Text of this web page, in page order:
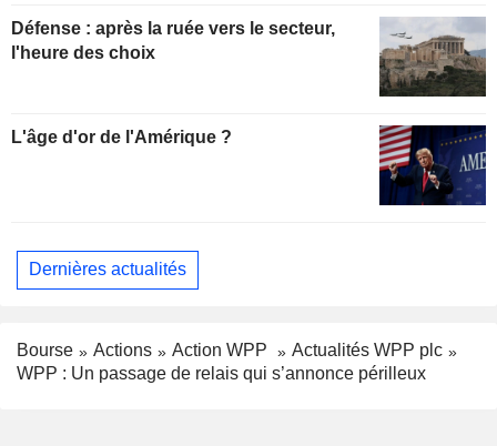
Défense : après la ruée vers le secteur,
l'heure des choix
L'âge d'or de l'Amérique ?
Dernières actualités
Bourse Actions Action WPP
Actualités WPP plc
WPP : Un passage de relais qui s’annonce périlleux